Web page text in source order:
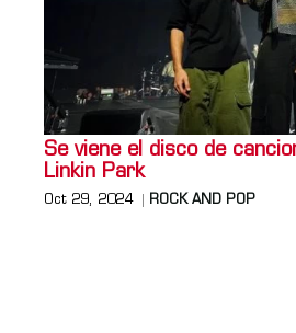
Se viene el disco de
Linkin Park
Oct 29, 2024 ROCK AND POP